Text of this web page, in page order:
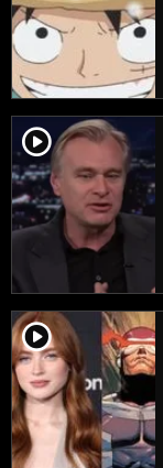
player2
player2